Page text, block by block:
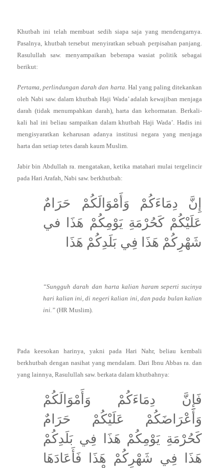
Khutbah ini telah membuat sedih siapa saja yang mendengarnya.
Pasalnya, khutbah tersebut menyiratkan sebuah perpisahan panjang.
Rasulullah saw. menyampaikan beberapa wasiat politik sebagai
berikut:
Pertama, perlindungan darah dan harta. Hal yang paling ditekankan
oleh Nabi saw. dalam khutbah Haji Wada’ adalah kewajiban menjaga
darah (tidak menumpahkan darah), harta dan kehormatan. Berkali-
kali hal ini beliau sampaikan dalam khutbah Haji Wada’. Hadis ini
mengisyaratkan keharusan adanya institusi negara yang menjaga
harta dan setiap tetes darah kaum Muslim.
Jabir bin Abdullah ra. mengatakan, ketika matahari mulai tergelincir
pada Hari Arafah, Nabi saw. berkhutbah:
إِنَّ دِمَاءَكُمْ وَأَمْوَالَكُمْ حَرَامٌ
عَلَيْكُمْ كَحُرْمَةِ يَوْمِكُمْ هَذَا في
شَهْرِكُمْ هَذَا فِي بَلَدِكُمْ هَذَا
“Sungguh darah dan harta kalian haram seperti sucinya
hari kalian ini, di negeri kalian ini, dan pada bulan kalian
ini.” (HR Muslim).
Pada keesokan harinya, yakni pada Hari Nahr, beliau kembali
berkhutbah dengan nasihat yang mendalam. Dari Ibnu Abbas ra. dan
yang lainnya, Rasulullah saw. berkata dalam khutbahnya:
فَإِنَّ دِمَاءَكُمْ وَأَمْوَالَكُمْ
وَأَعْرَاضَكُمْ عَلَيْكُمْ حَرَامٌ
كَحُرْمَةِ يَوْمِكُمْ هَذَا فِي بَلَدِكُمْ
هَذَا فِي شَهْرِكُمْ هَذَا فَأَعَادَهَا